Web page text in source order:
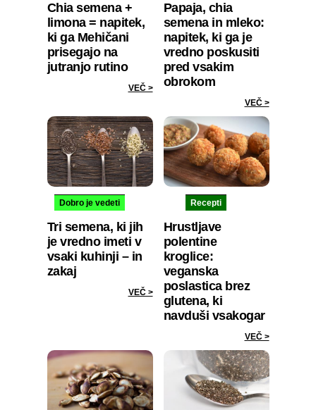
Chia semena +
limona = napitek,
ki ga Mehičani
prisegajo na
jutranjo rutino
VEČ >
Papaja, chia
semena in mleko:
napitek, ki ga je
vredno poskusiti
pred vsakim
obrokom
VEČ >
Dobro je vedeti
Tri semena, ki jih
je vredno imeti v
vsaki kuhinji – in
zakaj
VEČ >
Recepti
Hrustljave
polentine
kroglice:
veganska
poslastica brez
glutena, ki
navduši vsakogar
VEČ >